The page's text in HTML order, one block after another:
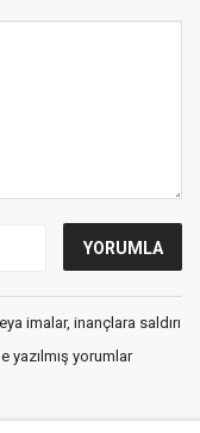
imalar, inançlara saldırı
yazılmış yorumlar